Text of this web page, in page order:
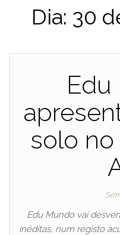
Dia: 30
solo no
Edu Mundo vai
inéditas, num registo